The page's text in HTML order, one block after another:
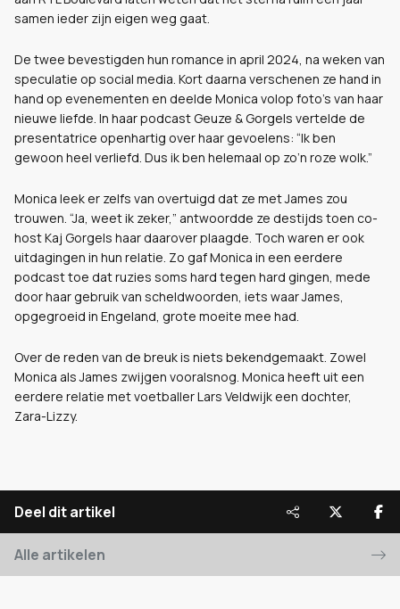
samen ieder zijn eigen weg gaat.
De twee bevestigden hun romance in april 2024, na weken van
speculatie op social media. Kort daarna verschenen ze hand in
hand op evenementen en deelde Monica volop foto’s van haar
nieuwe liefde. In haar podcast Geuze & Gorgels vertelde de
presentatrice openhartig over haar gevoelens: “Ik ben
gewoon heel verliefd. Dus ik ben helemaal op zo’n roze wolk.”
Monica leek er zelfs van overtuigd dat ze met James zou
trouwen. “Ja, weet ik zeker,” antwoordde ze destijds toen co-
host Kaj Gorgels haar daarover plaagde. Toch waren er ook
uitdagingen in hun relatie. Zo gaf Monica in een eerdere
podcast toe dat ruzies soms hard tegen hard gingen, mede
door haar gebruik van scheldwoorden, iets waar James,
opgegroeid in Engeland, grote moeite mee had.
Over de reden van de breuk is niets bekendgemaakt. Zowel
Monica als James zwijgen vooralsnog. Monica heeft uit een
eerdere relatie met voetballer Lars Veldwijk een dochter,
Zara-Lizzy.
Deel dit artikel
Alle artikelen